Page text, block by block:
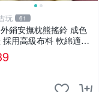
玩 61
銷安撫枕熊搖鈴 成色
採用高級布料 軟綿適合
安心選購 安撫枕 熊玩具